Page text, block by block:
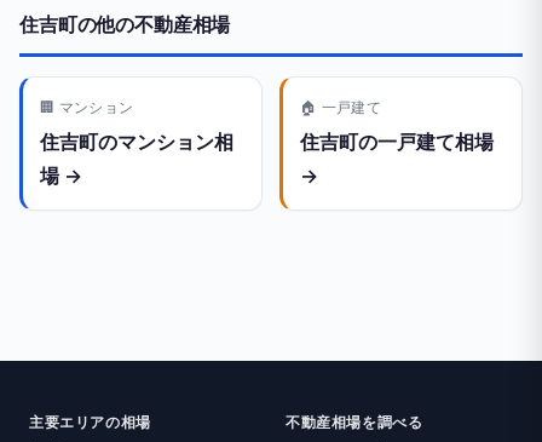
住吉町の他の不動産相場
🏢 マンション
住吉町のマンション相
場 →
🏠 一戸建て
住吉町の一戸建て相場
→
主要エリアの相場 不動産相場を調べる